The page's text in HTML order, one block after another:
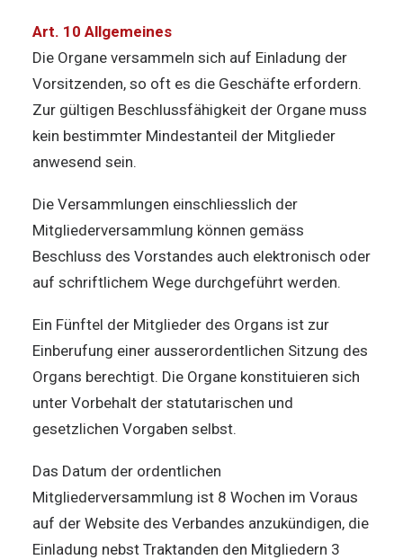
Art. 10 Allgemeines
Die Organe versammeln sich auf Einladung der
Vorsitzenden, so oft es die Geschäfte erfordern.
Zur gültigen Beschlussfähigkeit der Organe muss
kein bestimmter Mindestanteil der Mitglieder
anwesend sein.
Die Versammlungen einschliesslich der
Mitgliederversammlung können gemäss
Beschluss des Vorstandes auch elektronisch oder
auf schriftlichem Wege durchgeführt werden.
Ein Fünftel der Mitglieder des Organs ist zur
Einberufung einer ausserordentlichen Sitzung des
Organs berechtigt. Die Organe konstituieren sich
unter Vorbehalt der statutarischen und
gesetzlichen Vorgaben selbst.
Das Datum der ordentlichen
Mitgliederversammlung ist 8 Wochen im Voraus
auf der Website des Verbandes anzukündigen, die
Einladung nebst Traktanden den Mitgliedern 3